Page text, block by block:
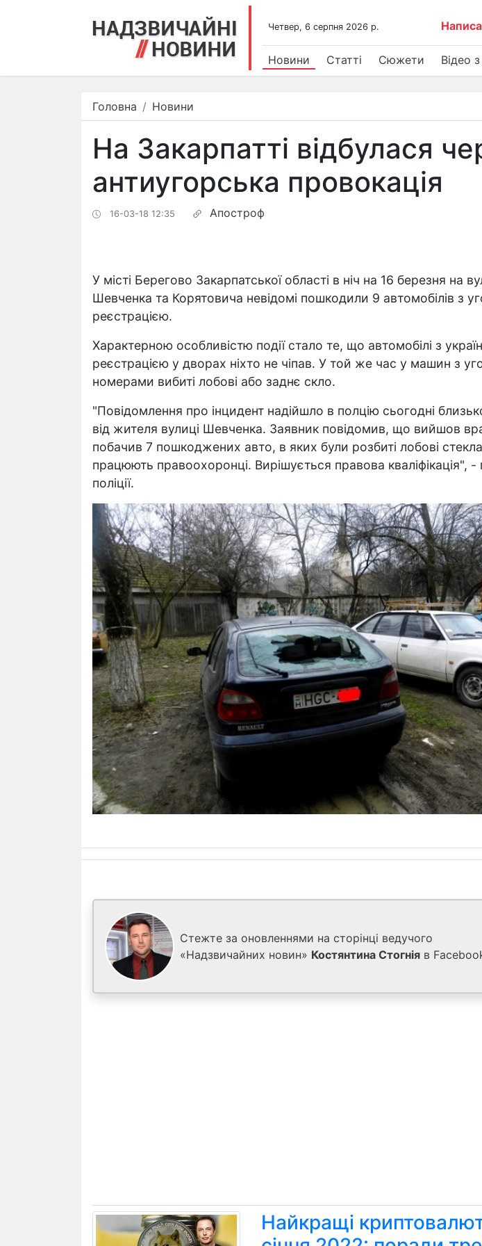
Четвер, 6 серпня 2026 р.
Новини Статті Сюжети Відео
Головна Новини
На Закарпатті відбулася
антиугорська провокація
16-03-18 12:35 Апостроф
У місті Берегово Закарпатської області в ніч на 16 березня на
Шевченка та Корятовича невідомі пошкодили 9 автомобілів з
реєстрацією.
Характерною особливістю події стало те, що автомобілі з
реєстрацією у дворах ніхто не чіпав. У той же час у машин з
номерами вибиті лобові або заднє скло.
"Повідомлення про інцидент надійшло в полцію сьогодні
від жителя вулиці Шевченка. Заявник повідомив, що вийшов
побачив 7 пошкоджених авто, в яких були розбиті лобові
працюють правоохоронці. Вирішується правова кваліфікація", -
поліції.
Стежте за оновленнями на сторінці ведучого
«Надзвичайних новин» Костянтина Стогнія в
Найкращі